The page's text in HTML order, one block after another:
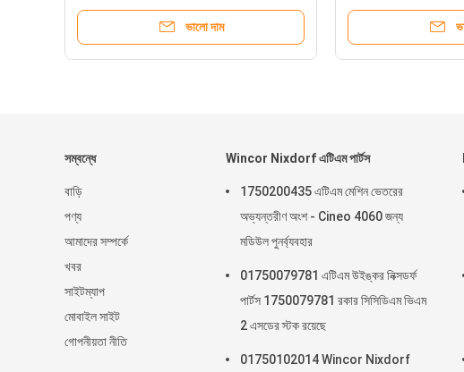
ভালো দাম ভালো দাম
সম্বন্ধে
বাড়ি
পণ্য
আমাদের সম্পর্কে
খবর
সাইটম্যাপ
মোবাইল সাইট
গোপনীয়তা নীতি
Wincor Nixdorf এটিএম পার্টস
1750200435 এটিএম মেশিন ভেতরের
অভ্যন্তরীণ অংশ - Cineo 4060 জন্য
মডিউল পুনর্ব্যবহার
01750079781 এটিএম উইঙ্কর নিক্সডর্ফ
পার্টস 1750079781 রকার সিসিডিএম ভিএম
2 এসডের স্টক রয়েছে
01750102014 Wincor Nixdorf